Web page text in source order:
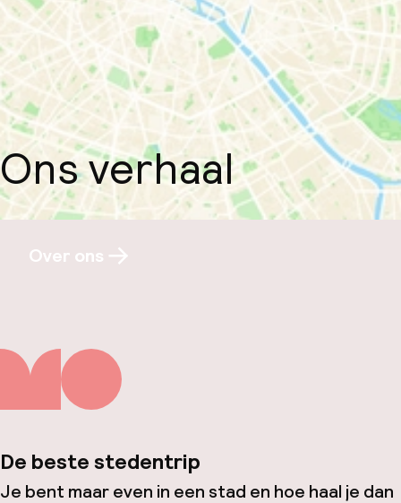
Ons verhaal
Over ons
De beste stedentrip
Je bent maar even in een stad en hoe haal je dan